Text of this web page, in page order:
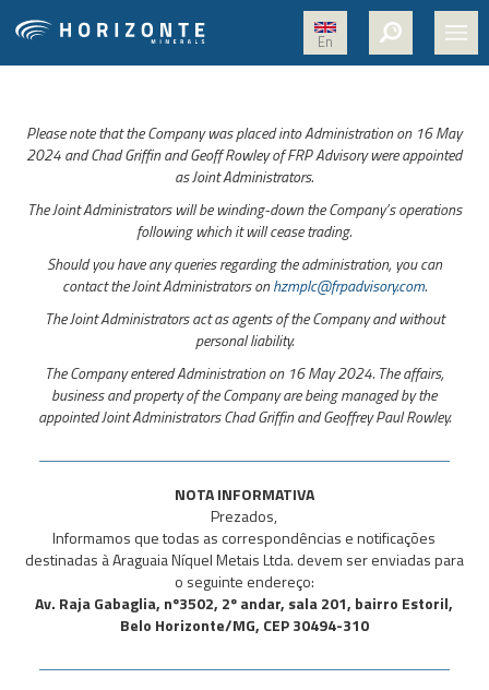
En
SOBRE NÓS
MÍDIA
SUSTENTABILIDADE
CONTATO
Please note that the Company was placed into Administration on 16 May
2024 and Chad Griffin and Geoff Rowley of FRP Advisory were appointed
as Joint Administrators.
The Joint Administrators will be winding-down the Company’s operations
following which it will cease trading.
Should you have any queries regarding the administration, you can
contact the Joint Administrators onhzmplc@frpadvisory.com.
The Joint Administrators act as agents of the Company and without
personal liability.
The Company entered Administration on 16 May 2024. The affairs,
business and property of the Company are being managed by the
appointed Joint Administrators Chad Griffin and Geoffrey Paul Rowley.
NOTA INFORMATIVA
Prezados,
Informamos que todas as correspondências e notificações
destinadas à Araguaia Níquel Metais Ltda. devem ser enviadas para
o seguinte endereço:
Av. Raja Gabaglia, nº3502, 2º andar, sala 201, bairro Estoril,
Belo Horizonte/MG, CEP 30494-310